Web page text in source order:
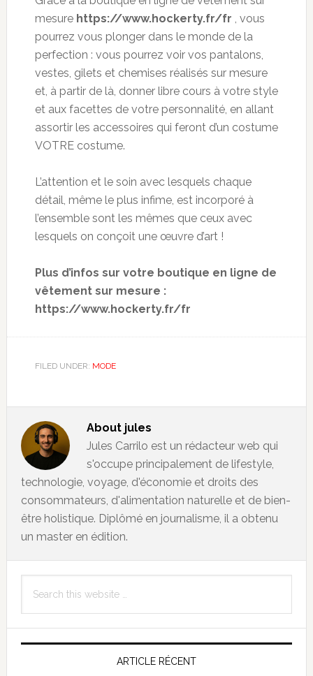
mesure https://www.hockerty.fr/fr , vous
pourrez vous plonger dans le monde de la
perfection : vous pourrez voir vos pantalons,
vestes, gilets et chemises réalisés sur mesure
et, à partir de là, donner libre cours à votre style
et aux facettes de votre personnalité, en allant
assortir les accessoires qui feront d’un costume
VOTRE costume.
L’attention et le soin avec lesquels chaque
détail, même le plus infime, est incorporé à
l’ensemble sont les mêmes que ceux avec
lesquels on conçoit une œuvre d’art !
Plus d’infos sur votre boutique en ligne de
vêtement sur mesure :
https://www.hockerty.fr/fr
FILED UNDER: MODE
About jules
Jules Carrilo est un rédacteur web qui
s'occupe principalement de lifestyle,
technologie, voyage, d'économie et droits des
consommateurs, d'alimentation naturelle et de bien-
être holistique. Diplômé en journalisme, il a obtenu
un master en édition.
Primary
Sidebar
this
ARTICLE RÉCENT